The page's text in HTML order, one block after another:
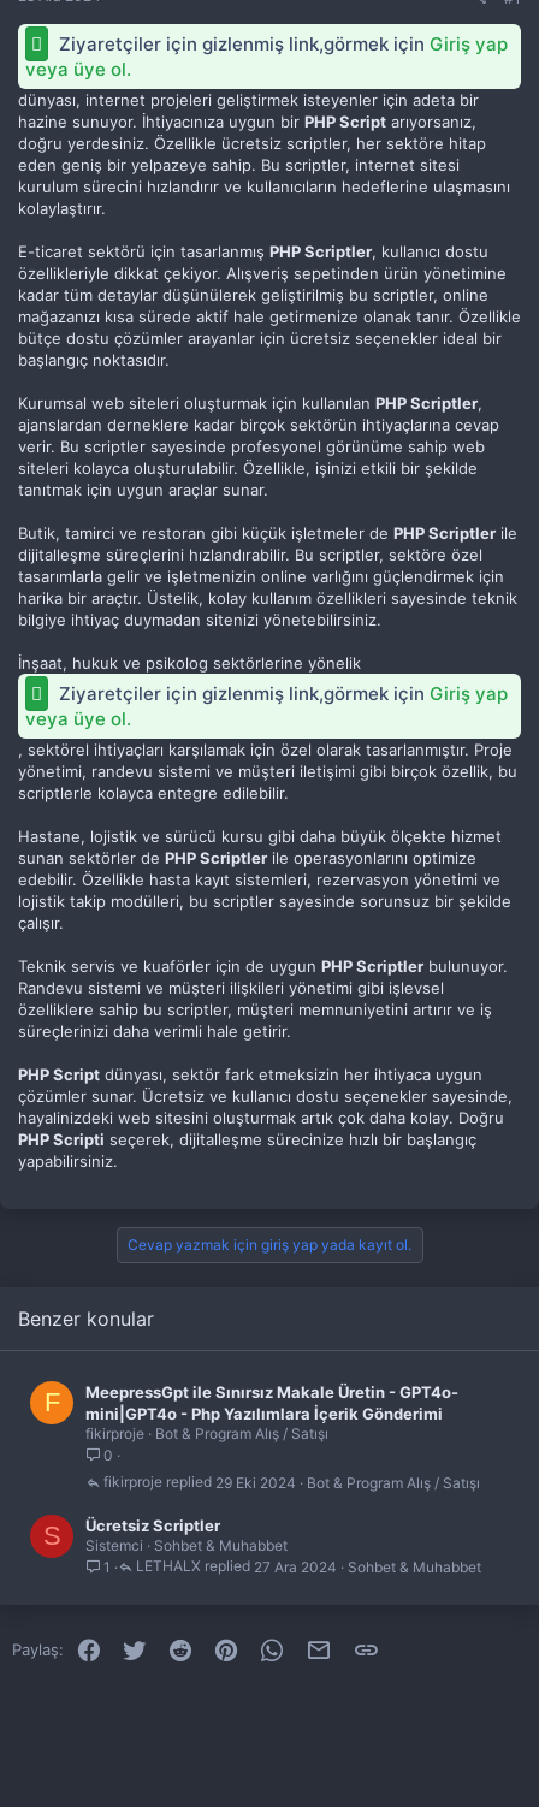
Ziyaretçiler için gizlenmiş link,görmek için Giriş yap
veya üye ol.
dünyası, internet projeleri geliştirmek isteyenler için adeta bir
hazine sunuyor. İhtiyacınıza uygun bir PHP Script arıyorsanız,
doğru yerdesiniz. Özellikle ücretsiz scriptler, her sektöre hitap
eden geniş bir yelpazeye sahip. Bu scriptler, internet sitesi
kurulum sürecini hızlandırır ve kullanıcıların hedeflerine ulaşmasını
kolaylaştırır.
E-ticaret sektörü için tasarlanmış PHP Scriptler, kullanıcı dostu
özellikleriyle dikkat çekiyor. Alışveriş sepetinden ürün yönetimine
kadar tüm detaylar düşünülerek geliştirilmiş bu scriptler, online
mağazanızı kısa sürede aktif hale getirmenize olanak tanır. Özellikle
bütçe dostu çözümler arayanlar için ücretsiz seçenekler ideal bir
başlangıç noktasıdır.
Kurumsal web siteleri oluşturmak için kullanılan PHP Scriptler,
ajanslardan derneklere kadar birçok sektörün ihtiyaçlarına cevap
verir. Bu scriptler sayesinde profesyonel görünüme sahip web
siteleri kolayca oluşturulabilir. Özellikle, işinizi etkili bir şekilde
tanıtmak için uygun araçlar sunar.
Butik, tamirci ve restoran gibi küçük işletmeler de PHP Scriptler ile
dijitalleşme süreçlerini hızlandırabilir. Bu scriptler, sektöre özel
tasarımlarla gelir ve işletmenizin online varlığını güçlendirmek için
harika bir araçtır. Üstelik, kolay kullanım özellikleri sayesinde teknik
bilgiye ihtiyaç duymadan sitenizi yönetebilirsiniz.
İnşaat, hukuk ve psikolog sektörlerine yönelik
Ziyaretçiler için gizlenmiş link,görmek için Giriş yap
veya üye ol.
, sektörel ihtiyaçları karşılamak için özel olarak tasarlanmıştır. Proje
yönetimi, randevu sistemi ve müşteri iletişimi gibi birçok özellik, bu
scriptlerle kolayca entegre edilebilir.
Hastane, lojistik ve sürücü kursu gibi daha büyük ölçekte hizmet
sunan sektörler de PHP Scriptler ile operasyonlarını optimize
edebilir. Özellikle hasta kayıt sistemleri, rezervasyon yönetimi ve
lojistik takip modülleri, bu scriptler sayesinde sorunsuz bir şekilde
çalışır.
Teknik servis ve kuaförler için de uygun PHP Scriptler bulunuyor.
Randevu sistemi ve müşteri ilişkileri yönetimi gibi işlevsel
özelliklere sahip bu scriptler, müşteri memnuniyetini artırır ve iş
süreçlerinizi daha verimli hale getirir.
PHP Script dünyası, sektör fark etmeksizin her ihtiyaca uygun
çözümler sunar. Ücretsiz ve kullanıcı dostu seçenekler sayesinde,
hayalinizdeki web sitesini oluşturmak artık çok daha kolay. Doğru
PHP Scripti seçerek, dijitalleşme sürecinize hızlı bir başlangıç
yapabilirsiniz.
Cevap yazmak için giriş yap yada kayıt ol.
Benzer konular
F
MeepressGpt ile Sınırsız Makale Üretin - GPT4o-
mini|GPT4o - Php Yazılımlara İçerik Gönderimi
fikirproje
Bot & Program Alış / Satışı
0
Bot & Program Alış / Satışı
29 Eki 2024
fikirproje
S Ücretsiz Scriptler
Sistemci
Sohbet & Muhabbet
1
Sohbet & Muhabbet
27 Ara 2024
LETHALX
Paylaş: FacebookTwitter Reddit PinterestWhatsAppE-posta